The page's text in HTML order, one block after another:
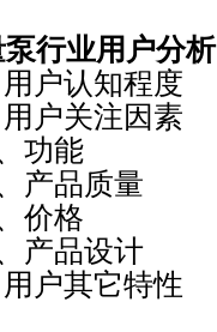
行业用户分析
户认知程度
户关注因素
能
质量
格
设计
户其它特性